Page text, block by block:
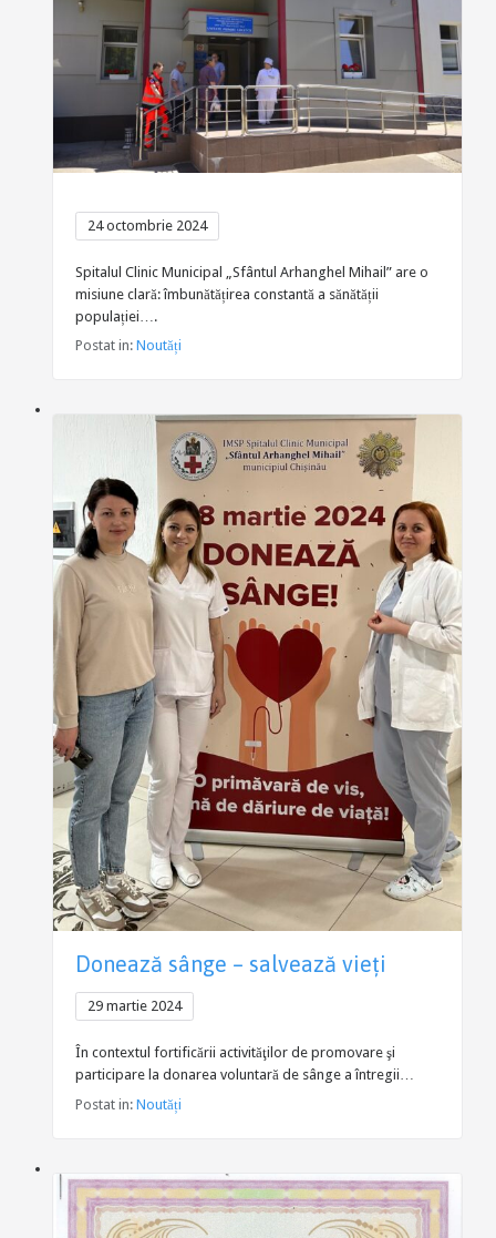
24 octombrie 2024
Spitalul Clinic Municipal „Sfântul Arhanghel Mihail” are o
misiune clară: îmbunătățirea constantă a sănătății
populației….
Postat in: Noutăți
Donează sânge – salvează vieți
29 martie 2024
În contextul fortificării activităţilor de promovare şi
participare la donarea voluntară de sânge a întregii…
Postat in: Noutăți